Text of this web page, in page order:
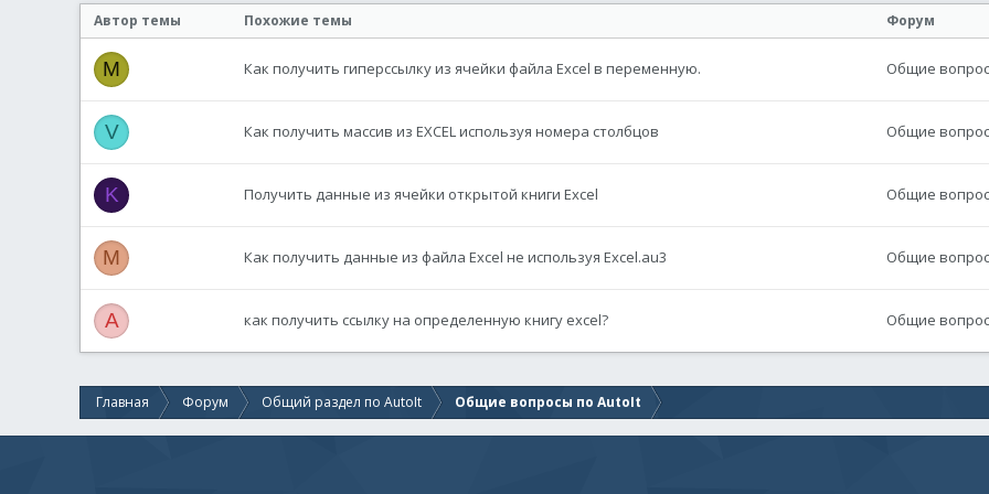
Автор темы Похожие темы Форум
M Как получить гиперссылку из ячейки файла Excel в переменную. Общие
V Как получить массив из EXCEL используя номера столбцов Общие
K Получить данные из ячейки открытой книги Excel Общие
M Как получить данные из файла Excel не используя Excel.au3 Общие
A как получить ссылку на определенную книгу excel? Общие
Главная Форум Общий раздел по AutoIt Общие вопросы по AutoIt